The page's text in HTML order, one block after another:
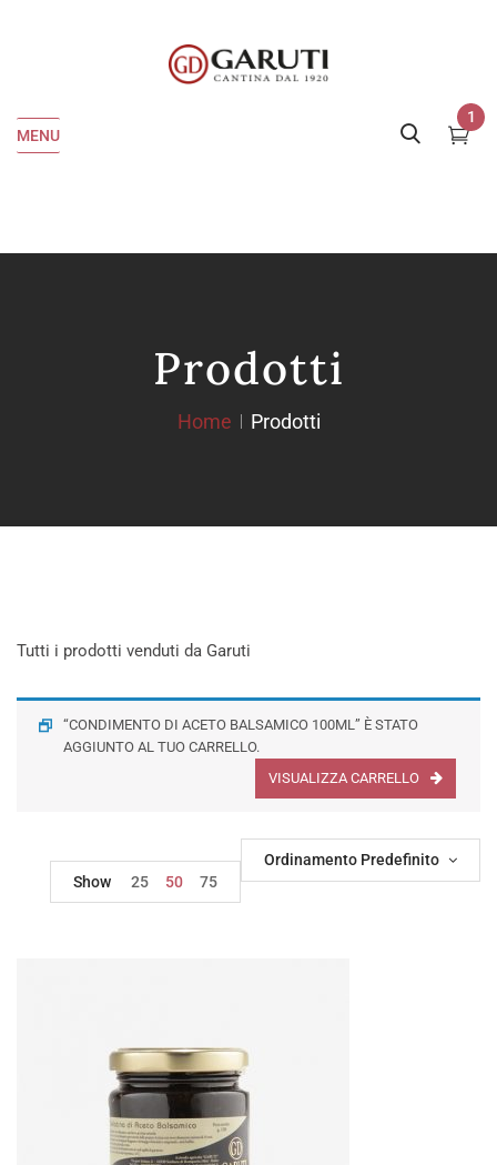
MENU
1
Prodotti
Home Prodotti
Tutti i prodotti venduti da Garuti
“CONDIMENTO DI ACETO BALSAMICO 100ML” È STATO
AGGIUNTO AL TUO CARRELLO.
VISUALIZZA CARRELLO
Ordinamento Predefinito
Show
25 50 75